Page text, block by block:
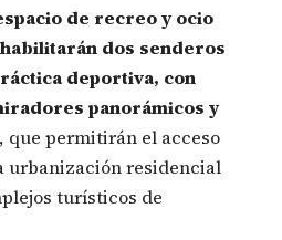
de recreo y ocio
dos senderos
deportiva, con
panorámicos y
, que permitirán el acceso
urbanización residencial
turísticos de